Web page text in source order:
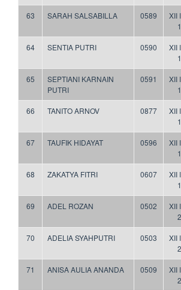
63 SARAH SALSABILLA 0589
XII
1
64 SENTIA PUTRI 0590
XII
1
65
SEPTIANI KARNAIN
PUTRI
0591
XII
1
66 TANITO ARNOV 0877
XII
1
67 TAUFIK HIDAYAT 0596
XII
1
68 ZAKATYA FITRI 0607
XII
1
69 ADEL ROZAN 0502
XII
2
70 ADELIA SYAHPUTRI 0503
XII
2
71 ANISA AULIA ANANDA 0509
XII
2